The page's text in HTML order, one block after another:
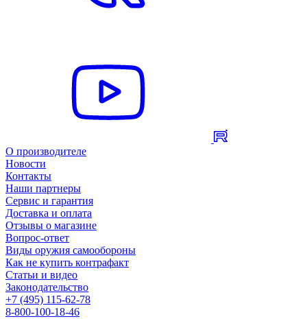
О производителе
Новости
Контакты
Наши партнеры
Сервис и гарантия
Доставка и оплата
Отзывы о магазине
Вопрос-ответ
Виды оружия самообороны
Как не купить контрафакт
Статьи и видео
Законодательство
+7 (495) 115-62-78
8-800-100-18-46